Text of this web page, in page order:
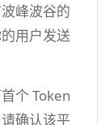
峰波谷的
用户发送
个 Token
确认该平